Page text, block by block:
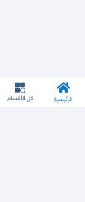
الرئيسية كل الأقسام